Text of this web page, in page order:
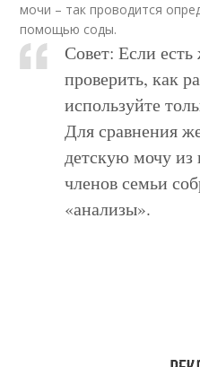
мочи – так проводится
помощью соды.
Совет: Если
проверить, как
используйте
Для сравнения
детскую мочу
членов семьи
«анализы».